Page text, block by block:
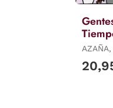
AZAÑA,